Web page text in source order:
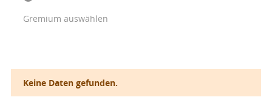
Gremium auswählen
Keine Daten gefunden.